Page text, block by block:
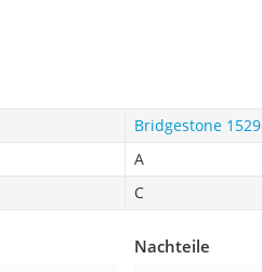
Bridgestone
A
C
Nachteile